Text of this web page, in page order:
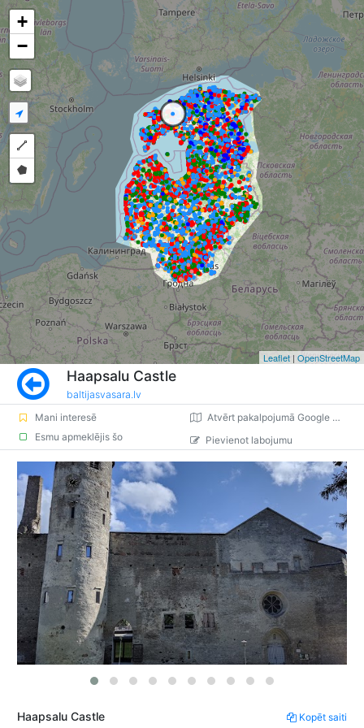
+
−
Draw a polyline
Draw a polygon
Leaflet | OpenStreetMap
Haapsalu Castle
baltijasvasara.lv
Mani interesē
Esmu apmeklējis šo
Atvērt pakalpojumā Google Maps
Pievienot labojumu
Haapsalu Castle Kopēt saiti